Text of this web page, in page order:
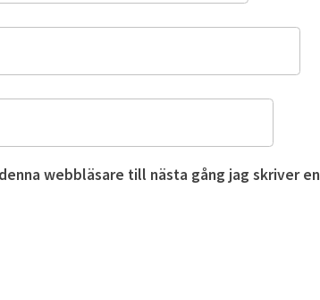
webbläsare till nästa gång jag skriver en